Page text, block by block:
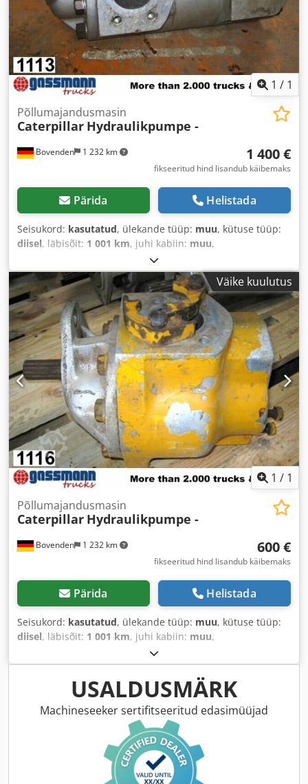
1 / 1
Bovenden 1 232 km
Põllumajandusmasin
Caterpillar Hydraulikpumpe -
1 400 €
fikseeritud hind lisandub käibemaks
Pärida Helistada
Seisukord: kasutatud, ülekande tüüp: muu, kütuse tüüp:
diisel, läbisõit: 1 001 km, juhi kabiin: muu,
Väike kuulutus
1 / 1
Bovenden 1 232 km
Põllumajandusmasin
Caterpillar Hydraulikpumpe -
600 €
fikseeritud hind lisandub käibemaks
Pärida Helistada
Seisukord: kasutatud, ülekande tüüp: muu, kütuse tüüp:
diisel, läbisõit: 1 001 km, juhi kabiin: muu,
USALDUSMÄRK
Machineseeker sertifitseeritud edasimüüjad